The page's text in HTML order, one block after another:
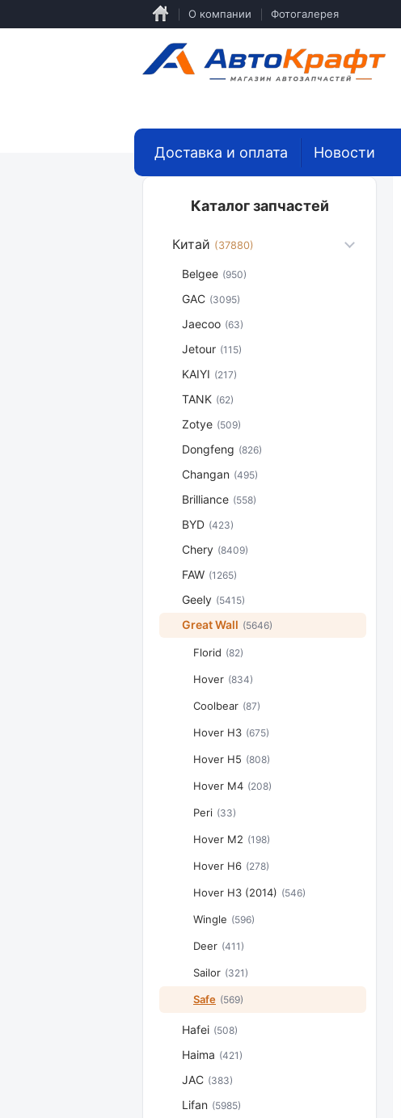
основному
О компании Фотогалерея
Доставка и оплата Новости
Каталог запчастей
Китай (37880)
Belgee (950)
GAC (3095)
Jaecoo (63)
Jetour (115)
KAIYI (217)
TANK (62)
Zotye (509)
Dongfeng (826)
Changan (495)
Brilliance (558)
BYD (423)
Chery (8409)
FAW (1265)
Geely (5415)
Great Wall (5646)
Florid (82)
Hover (834)
Coolbear (87)
Hover H3 (675)
Hover H5 (808)
Hover M4 (208)
Peri (33)
Hover M2 (198)
Hover H6 (278)
Hover H3 (2014) (546)
Wingle (596)
Deer (411)
Sailor (321)
Safe (569)
Hafei (508)
Haima (421)
JAC (383)
Lifan (5985)